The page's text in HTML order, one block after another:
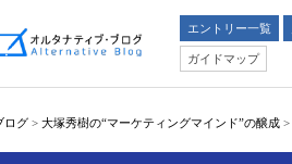
エントリー一覧
ガイドマップ
ログ > 大塚秀樹の“マーケティングマインド”の醸成 >